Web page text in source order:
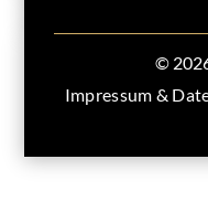
©
Impressum &